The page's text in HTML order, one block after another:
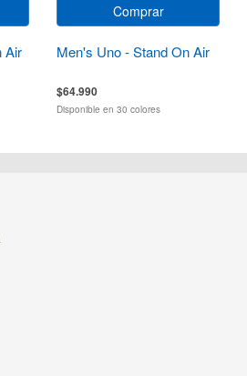
Air
Comprar
Men's Uno - Stand On Air
$64.990
Disponible en 30 colores